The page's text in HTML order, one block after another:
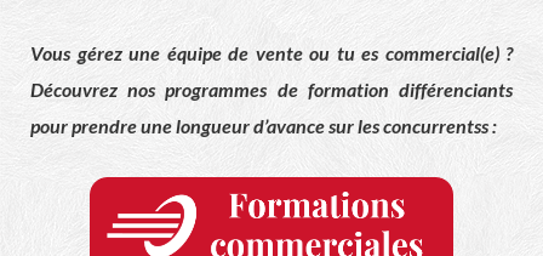
Vous gérez une équipe de vente ou tu es commercial(e) ?
Découvrez nos programmes de formation différenciants
pour prendre une longueur d’avance sur les concurrentss :